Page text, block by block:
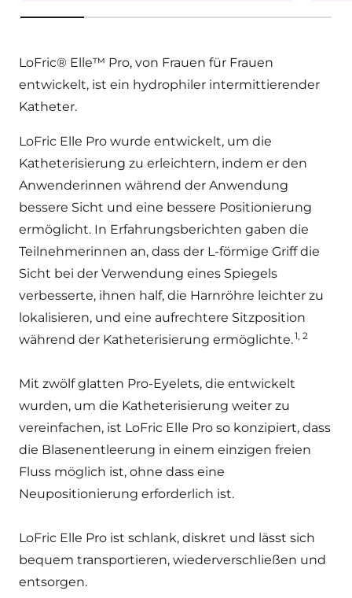
key:product.key-features
LoFric® Elle™ Pro, von Frauen für Frauen
entwickelt, ist ein hydrophiler intermittierender
Katheter.
LoFric Elle Pro wurde entwickelt, um die
Katheterisierung zu erleichtern, indem er den
Anwenderinnen während der Anwendung
bessere Sicht und eine bessere Positionierung
ermöglicht. In Erfahrungsberichten gaben die
Teilnehmerinnen an, dass der L-förmige Griff die
Sicht bei der Verwendung eines Spiegels
verbesserte, ihnen half, die Harnröhre leichter zu
lokalisieren, und eine aufrechtere Sitzposition
während der Katheterisierung ermöglichte.1, 2
Mit zwölf glatten Pro-Eyelets, die entwickelt
wurden, um die Katheterisierung weiter zu
vereinfachen, ist LoFric Elle Pro so konzipiert, dass
die Blasenentleerung in einem einzigen freien
Fluss möglich ist, ohne dass eine
Neupositionierung erforderlich ist.
LoFric Elle Pro ist schlank, diskret und lässt sich
bequem transportieren, wiederverschließen und
entsorgen.